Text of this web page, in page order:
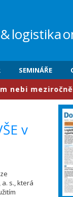
&logistika
SEMINÁŘE
v
s., která